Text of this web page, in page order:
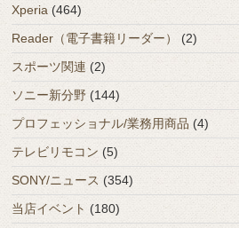
Xperia (464)
Reader（電子書籍リーダー）
(2)
スポーツ関連 (2)
ソニー新分野 (144)
プロフェッショナル/業務用商品 (4)
テレビリモコン (5)
SONY/ニュース (354)
当店イベント (180)